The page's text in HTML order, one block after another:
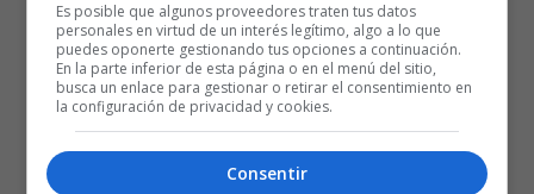
Es posible que algunos proveedores traten tus datos
personales en virtud de un interés legítimo, algo a lo que
puedes oponerte gestionando tus opciones a continuación.
En la parte inferior de esta página o en el menú del sitio,
busca un enlace para gestionar o retirar el consentimiento en
la configuración de privacidad y cookies.
Consentir